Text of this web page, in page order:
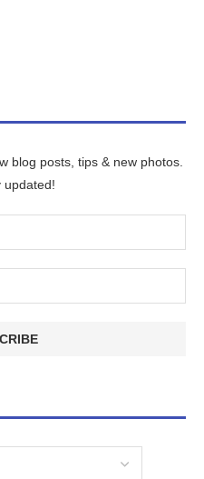
blog posts, tips & new photos.
updated!